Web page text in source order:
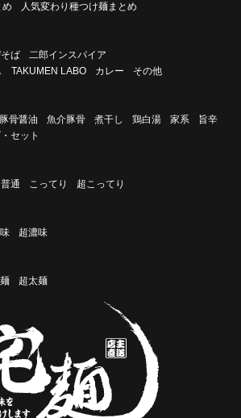
め
人気変わり種つけ麺まとめ
ば
二郎インスパイア
TAKUMEN LABO カレー その他
豚骨醤油 魚介豚骨 煮干し 鶏白湯 家系
旨辛
セット
普通 こってり 超こってり
超濃味
超太麺